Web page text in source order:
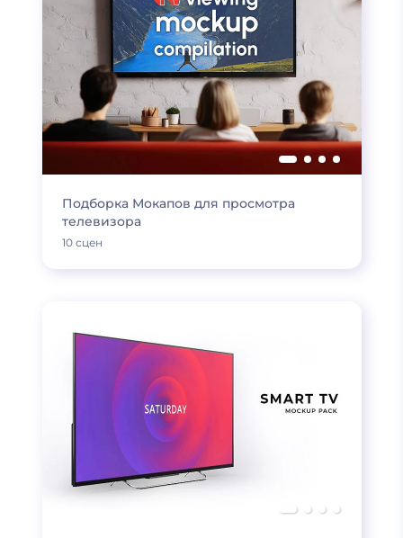
Подборка Мокапов для просмотра
телевизора
10 сцен